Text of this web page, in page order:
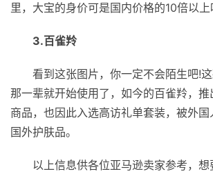
里，大宝的身价可是国内价格的10倍以上
3.百雀羚
看到这张图片，你一定不会陌生吧!这
那一辈就开始使用了，如今的百雀羚，
商品，也因此入选高访礼单套装，被外
国外护肤品。
以上信息供各位亚马逊卖家参考，想